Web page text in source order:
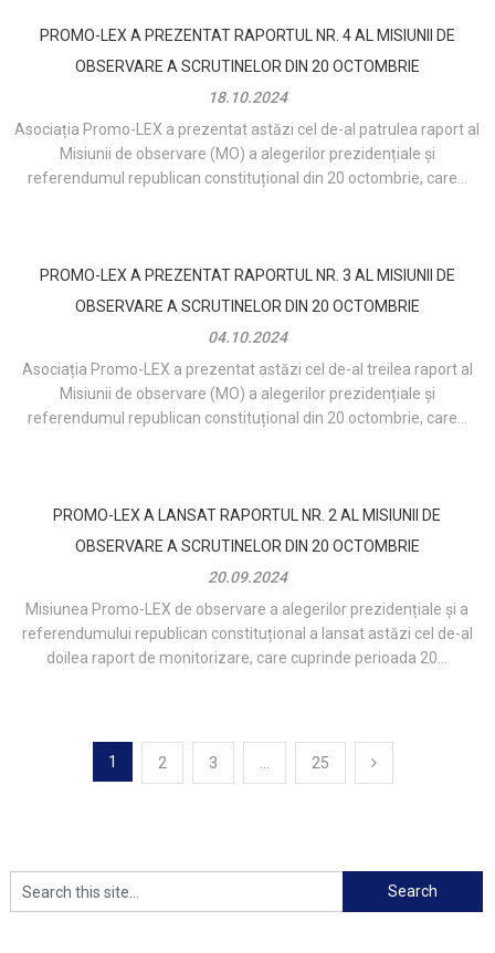
PROMO-LEX A PREZENTAT RAPORTUL NR. 4 AL MISIUNII DE
OBSERVARE A SCRUTINELOR DIN 20 OCTOMBRIE
18.10.2024
Asociația Promo-LEX a prezentat astăzi cel de-al patrulea raport al
Misiunii de observare (MO) a alegerilor prezidențiale și
referendumul republican constituțional din 20 octombrie, care...
PROMO-LEX A PREZENTAT RAPORTUL NR. 3 AL MISIUNII DE
OBSERVARE A SCRUTINELOR DIN 20 OCTOMBRIE
04.10.2024
Asociația Promo-LEX a prezentat astăzi cel de-al treilea raport al
Misiunii de observare (MO) a alegerilor prezidențiale și
referendumul republican constituțional din 20 octombrie, care...
PROMO-LEX A LANSAT RAPORTUL NR. 2 AL MISIUNII DE
OBSERVARE A SCRUTINELOR DIN 20 OCTOMBRIE
20.09.2024
Misiunea Promo-LEX de observare a alegerilor prezidențiale și a
referendumului republican constituțional a lansat astăzi cel de-al
doilea raport de monitorizare, care cuprinde perioada 20...
Navigare1 2 3 … 25